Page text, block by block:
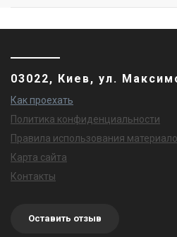
03022, Киев, ул.
Как проехать
Политика конфиденциальности
Правила использования
Карта сайта
Контакты
Оставить отзыв